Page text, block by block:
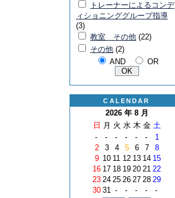
トレーナーによるコンデ
ィショニンググループ指導
(3)
教室 その他 (22)
その他 (2)
AND
OR
CALENDAR
2026 年 8 月
日 月 火 水 木 金 土
-
- - - - -
1
2
3 4 5 6 7
8
9 10 11 12 13 14 15
16 17 18 19 20 21 22
23 24 25 26 27 28 29
30 31 - - - - -